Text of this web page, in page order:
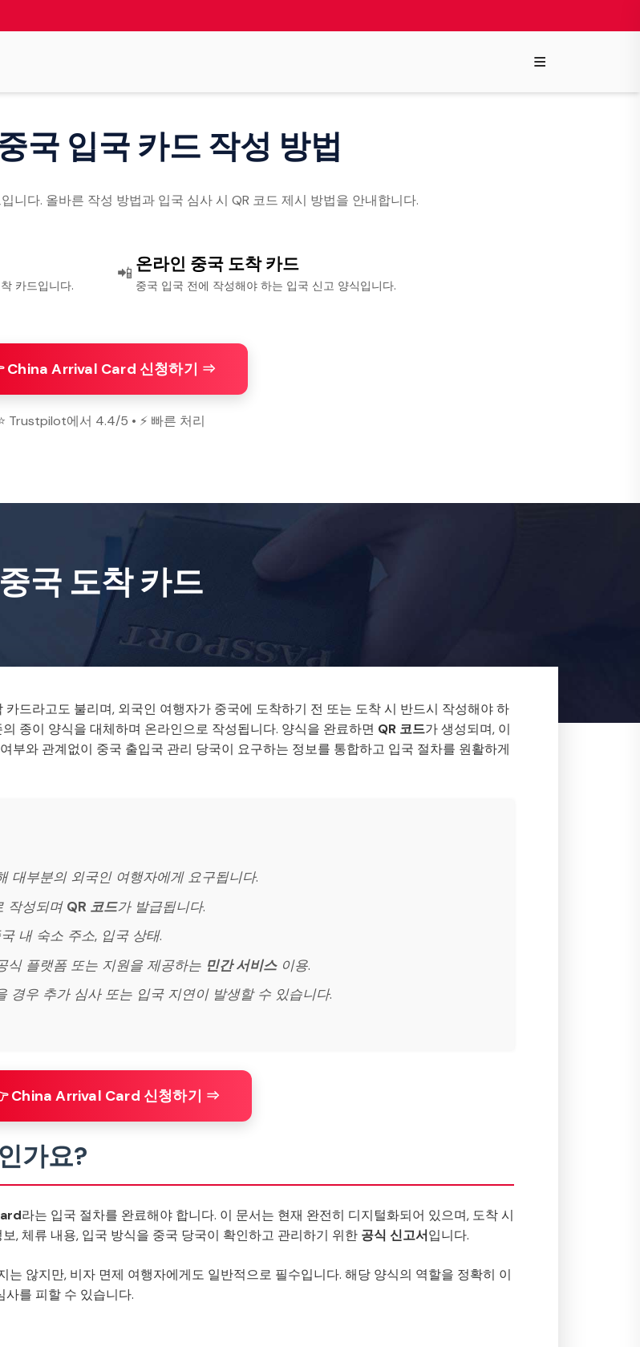
≡
국 입국 카드 작성 방법
니다. 올바른 작성 방법과 입국 심사 시 QR 코드 제시 방법을 안내합니다.
카드입니다.
📲 온라인 중국 도착 카드
중국 입국 전에 작성해야 하는 입국 신고 양식입니다.
China Arrival Card 신청하기 ⇒
Trustpilot에서 4.4/5 • ⚡ 빠른 처리
중국 도착 카드
드라고도 불리며, 외국인 여행자가 중국에 도착하기 전 또는 도착 시 반드시 작성해야 하
종이 양식을 대체하며 온라인으로 작성됩니다. 양식을 완료하면 QR 코드가 생성되며, 이
부와 관계없이 중국 출입국 관리 당국이 요구하는 정보를 통합하고 입국 절차를 원활하게
대부분의 외국인 여행자에게 요구됩니다.
작성되며 QR 코드가 발급됩니다.
내 숙소 주소, 입국 상태.
식 플랫폼 또는 지원을 제공하는 민간 서비스이용.
경우 추가 심사 또는 입국 지연이 발생할 수 있습니다.
China Arrival Card 신청하기 ⇒
가요?
라는 입국 절차를 완료해야 합니다. 이 문서는 현재 완전히 디지털화되어 있으며, 도착 시
, 체류 내용, 입국 방식을 중국 당국이 확인하고 관리하기 위한 공식 신고서입니다.
않지만, 비자 면제 여행자에게도 일반적으로 필수입니다. 해당 양식의 역할을 정확히 이
를 피할 수 있습니다.